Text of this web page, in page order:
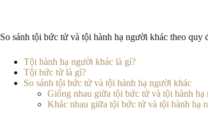
So sánh tội bức tử và tội hành hạ người khác theo
Tội hành hạ người khác là gì?
Tội bức tử là gì?
So sánh tội bức tử và tội hành hạ người khác
Giống nhau giữa tội bức tử và tội hành hạ
Khác nhau giữa tội bức tử và tội hành hạ